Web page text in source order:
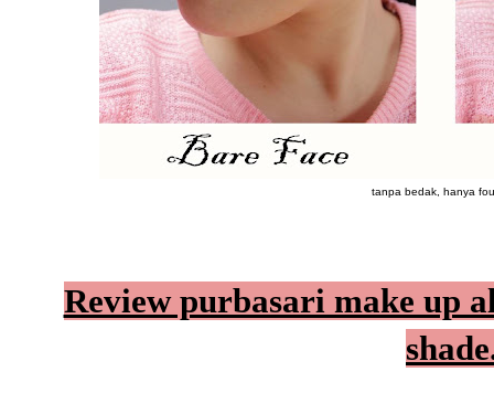
tanpa bedak, hanya
Review purbasari make up